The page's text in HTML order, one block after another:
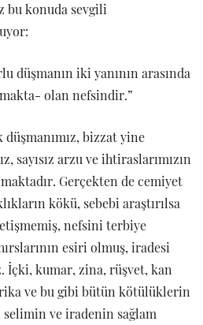
bu konuda sevgili
düşmanın iki yanının arasında
olan nefsindir.”
bizzat yine
sayısız arzu ve ihtiraslarımızın
Gerçekten de cemiyet
kökü, sebebi araştırılsa
nefsini terbiye
esiri olmuş, iradesi
İçki, kumar, zina, rüşvet, kan
ve bu gibi bütün kötülüklerin
selimin ve iradenin sağlam